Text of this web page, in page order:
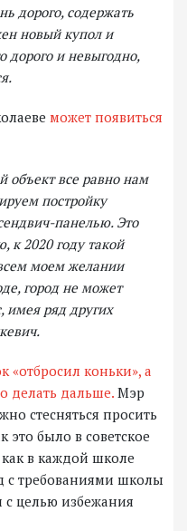
дорого, содержать
новый купол и
дорого и невыгодно,
может появиться
все равно нам
постройку
панелью. Это
к 2020 году такой
моем желании
город не может
имея ряд других
«отбросил коньки», а
делать дальше. Мэр
стесняться просить
это было в советское
как в каждой школе
с требованиями школы
целью избежания